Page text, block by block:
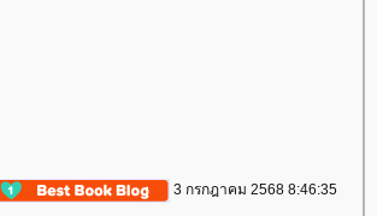
3 กรกฎาคม 2568 8:46:35